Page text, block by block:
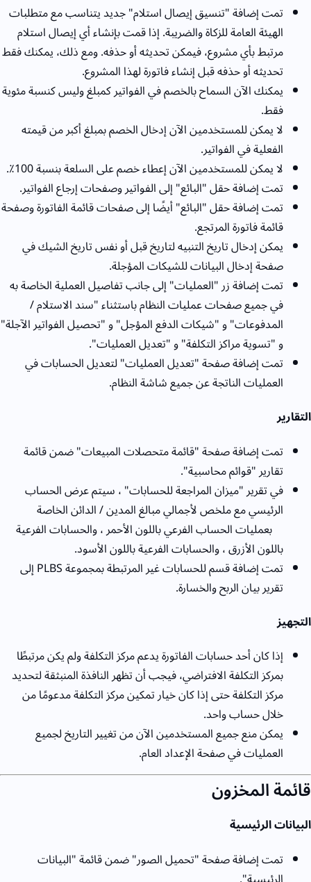
تمت إضافة "تنسيق إيصال استلام" جديد يتناسب مع متطلبات
الهيئة العامة للزكاة والضريبة. إذا قمت بإنشاء أي إيصال استلام
مرتبط بأي مشروع، فيمكن تحديثه أو حذفه. ومع ذلك، يمكنك فقط
تحديثه أو حذفه قبل إنشاء فاتورة لهذا المشروع.
يمكنك الآن السماح بالخصم في الفواتير كمبلغ وليس كنسبة مئوية
فقط.
لا يمكن للمستخدمين الآن إدخال الخصم بمبلغ أكبر من قيمته
الفعلية في الفواتير.
لا يمكن للمستخدمين الآن إعطاء خصم على السلعة بنسبة 100٪.
تمت إضافة حقل "البائع" إلى الفواتير وصفحات إرجاع الفواتير.
تمت إضافة حقل "البائع" أيضًا إلى صفحات قائمة الفاتورة وصفحة
قائمة فاتورة المرتجع.
يمكن إدخال تاريخ التنبيه لتاريخ قبل أو نفس تاريخ الشيك في
صفحة إدخال البيانات للشيكات المؤجلة.
تمت إضافة زر "العمليات" إلى جانب تفاصيل العملية الخاصة به
في جميع صفحات عمليات النظام باستثناء "سند الاستلام /
المدفوعات" و "شيكات الدفع المؤجل" و "تحصيل الفواتير الآجلة"
و "تسوية مراكز التكلفة" و "تعديل العمليات".
تمت إضافة صفحة "تعديل العمليات" لتعديل الحسابات في
العمليات الناتجة عن جميع شاشة النظام.
التقارير
تمت إضافة صفحة "قائمة متحصلات المبيعات" ضمن قائمة
تقارير "قوائم محاسبية".
في تقرير "ميزان المراجعة للحسابات" ، سيتم عرض الحساب
الرئيسي مع ملخص لأجمالي مبالغ المدين / الدائن الخاصة
بعمليات الحساب الفرعي باللون الأحمر ، والحسابات الفرعية
باللون الأزرق ، والحسابات الفرعية باللون الأسود.
تمت إضافة قسم للحسابات غير المرتبطة بمجموعة PLBS إلى
تقرير بيان الربح والخسارة.
التجهيز
إذا كان أحد حسابات الفاتورة يدعم مركز التكلفة ولم يكن مرتبطًا
بمركز التكلفة الافتراضي، فيجب أن تظهر النافذة المنبثقة لتحديد
مركز التكلفة حتى إذا كان خيار تمكين مركز التكلفة مدعومًا من
خلال حساب واحد.
يمكن منع جميع المستخدمين الآن من تغيير التاريخ لجميع
العمليات في صفحة الإعداد العام.
قائمة المخزون
البيانات الرئيسية
تمت إضافة صفحة "تحميل الصور" ضمن قائمة "البيانات